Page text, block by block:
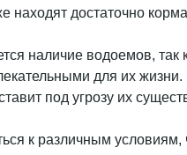
находят достаточно
наличие водоемов, так
для их
под угрозу их
к различным